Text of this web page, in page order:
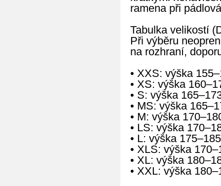
ramena při
Tabulka velikostí
Při výběru
na rozhraní,
• XXS: výška
• XS: výška
• S: výška
• MS: výška
• M: výška
• LS: výška
• L: výška
• XLS: výška
• XL: výška
• XXL: výška